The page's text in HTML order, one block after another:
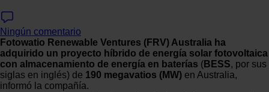
Ningún comentario
Fotowatio Renewable Ventures (FRV) Australia ha
adquirido un proyecto híbrido de energía solar fotovoltaica
con almacenamiento de energía en baterías (BESS, por sus
siglas en inglés) de 190 megavatios (MW) en Australia,
informó la compañía.